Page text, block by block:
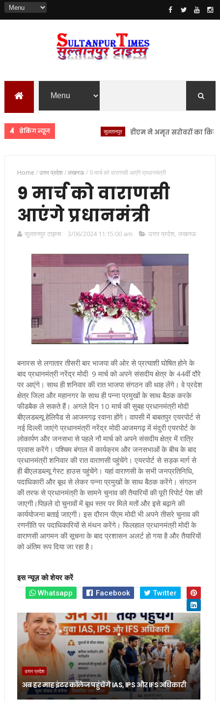
ब्रेकिंग न्यूज डीएम ने अमृत सरोवरों का किया
Home /उत्तर प्रदेश/लखनऊ/ 9 मार्च को वाराणसी आएंगे प्रधानमंत्री
9 मार्च को वाराणसी
आएंगे प्रधानमंत्री
सुल्तानपुर टाइम्स 3/06/2024 11:15:00 am उत्तर प्रदेश, लखनऊ
बनारस से लगातार तीसरी बार भाजपा की ओर से प्रत्याशी घोषित होने के
बाद प्रधानमंत्री नरेंद्र मोदी 9 मार्च को अपने संसदीय क्षेत्र के 44वीं दौरे
पर आएंगे। साथ ही शनिवार की रात भाजपा संगठन की थाह लेंगे। वे प्रदेश
क्षेत्र जिला और महानगर के साथ ही पन्ना प्रमुखों के साथ बैठक करके
फीडबैक ले सकते हैं। अगले दिन 10 मार्च की सुबह प्रधानमंत्री मोदी
बीएलडब्ल्यू हेलिपैड से आजमगढ़ रवाना होंगे। वापसी में बाबतपुर एयरपोर्ट से
नई दिल्ली जाएंगे प्रधानमंत्री नरेंद्र मोदी आजमगढ़ में मंदुरी एयरपोर्ट के
लोकार्पण और जनसभा से पहले नौ मार्च को अपने संसदीय क्षेत्र में रात्रि
प्रवास करेंगे। पश्चिम बंगाल में कार्यक्रम और जनसभाओं के बीच के बाद
प्रधानमंत्री शनिवार की रात वाराणसी पहुंचेंगे। एयरपोर्ट से सड़क मार्ग से
ही बीएलडब्ल्यू गेस्ट हाउस पहुंचेंगे। यहां वाराणसी के सभी जनप्रतिनिधि,
पदाधिकारी और बूथ से लेकर पन्ना प्रमुखों के साथ बैठक करेंगे। संगठन
की तरफ से प्रधानमंत्री के सामने चुनाव की तैयारियों की पूरी रिपोर्ट पेश की
जाएगी।पिछले दो चुनावों में बूथ स्तर पर मिले मतों और इसे बढ़ाने की
कार्ययोजना बताई जाएगी। इस दौरान पीएम मोदी भी अपने तीसरे चुनाव की
रणनीति पर पदाधिकारियों से मंथन करेंगे। फिलहाल प्रधानमंत्री मोदी के
वाराणसी आगमन की सूचना के बाद प्रशासन अलर्ट हो गया है और तैयारियाें
को अंतिम रूप दिया जा रहा है।
इस न्यूज़ को शेयर करें
Whatsapp
Facebook Twitter
उत्तर प्रदेश
अब हर माह इंटर कॉलेज पहुंचेंगे IAS, IPS और IFS अधिकारी